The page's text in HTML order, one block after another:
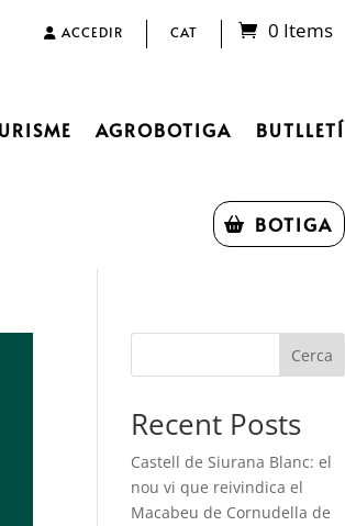
ACCEDIR CAT 0 Items
AGROBOTIGA BUTLLETÍ
BOTIGA
Cerca
Recent Posts
Castell de Siurana Blanc: el
nou vi que reivindica el
Macabeu de Cornudella de